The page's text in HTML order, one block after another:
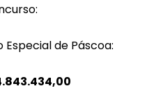
de Páscoa: